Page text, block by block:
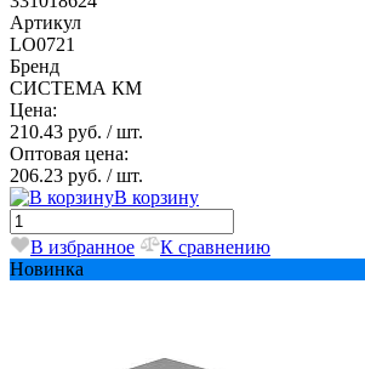
Артикул
LO0721
Бренд
СИСТЕМА КМ
Цена:
210.43 руб. / шт.
Оптовая цена:
206.23 руб. / шт.
В корзину
В избранное
К сравнению
Новинка